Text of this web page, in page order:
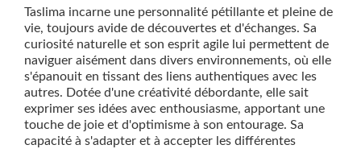
Taslima incarne une personnalité pétillante et pleine de
vie, toujours avide de découvertes et d'échanges. Sa
curiosité naturelle et son esprit agile lui permettent de
naviguer aisément dans divers environnements, où elle
s'épanouit en tissant des liens authentiques avec les
autres. Dotée d'une créativité débordante, elle sait
exprimer ses idées avec enthousiasme, apportant une
touche de joie et d'optimisme à son entourage. Sa
capacité à s'adapter et à accepter les différentes